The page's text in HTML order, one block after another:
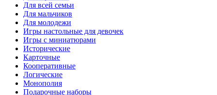
Для всей семьи
Для мальчиков
Для молодежи
Игры настольные для девочек
Игры с миниатюрами
Исторические
Карточные
Кооперативные
Логические
Монополия
Подарочные наборы